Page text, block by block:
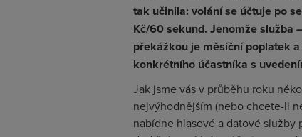
tak učinila: volání se účtuje po
Kč/60 sekund. Jenomže služba
překážkou je měsíční poplatek
konkrétního účastníka s
Jak jsme vás v průběhu roku
nejvýhodnějším (nebo chcete-li
nabídne hlasové a datové služby